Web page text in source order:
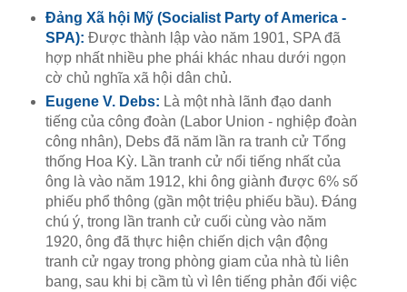
Đảng Xã hội Mỹ (Socialist Party of America -
SPA): Được thành lập vào năm 1901, SPA đã
hợp nhất nhiều phe phái khác nhau dưới ngọn
cờ chủ nghĩa xã hội dân chủ.
Eugene V. Debs: Là một nhà lãnh đạo danh
tiếng của công đoàn (Labor Union - nghiệp đoàn
công nhân), Debs đã năm lần ra tranh cử Tổng
thống Hoa Kỳ. Lần tranh cử nổi tiếng nhất của
ông là vào năm 1912, khi ông giành được 6% số
phiếu phổ thông (gần một triệu phiếu bầu). Đáng
chú ý, trong lần tranh cử cuối cùng vào năm
1920, ông đã thực hiện chiến dịch vận động
tranh cử ngay trong phòng giam của nhà tù liên
bang, sau khi bị cầm tù vì lên tiếng phản đối việc